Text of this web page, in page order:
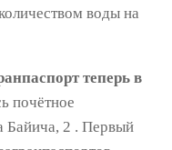
воды на
теперь в
почётное
Байича, 2 . Первый